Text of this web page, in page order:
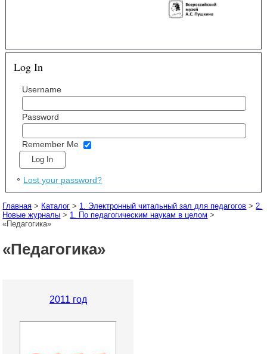
Log In
Username
Password
Remember Me
Lost your password?
Главная > Каталог > 1. Электронный читальный зал для педагогов > 2.
Новые журналы > 1. По педагогическим наукам в целом >
«Педагогика»
«Педагогика»
2011 год